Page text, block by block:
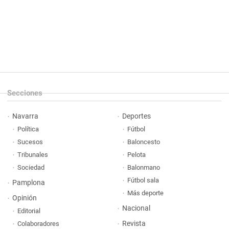
Secciones
Navarra
Política
Sucesos
Tribunales
Sociedad
Pamplona
Opinión
Editorial
Colaboradores
Deportes
Fútbol
Baloncesto
Pelota
Balonmano
Fútbol sala
Más deporte
Nacional
Revista